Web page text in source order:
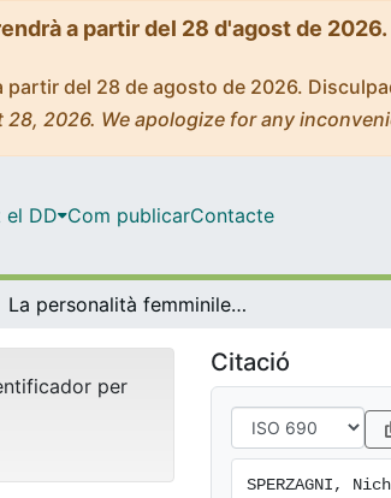
a partir del 28 d'agost de
del 28 de agosto de 2026.
2026. We apologize for any
DD Com publicarContacte
La personalità femminile nell'astrologia tolemaica: una comparazione col "giambo contro le donne" di Semonide di Amorgo
per
Citació
SPERZAGNI,